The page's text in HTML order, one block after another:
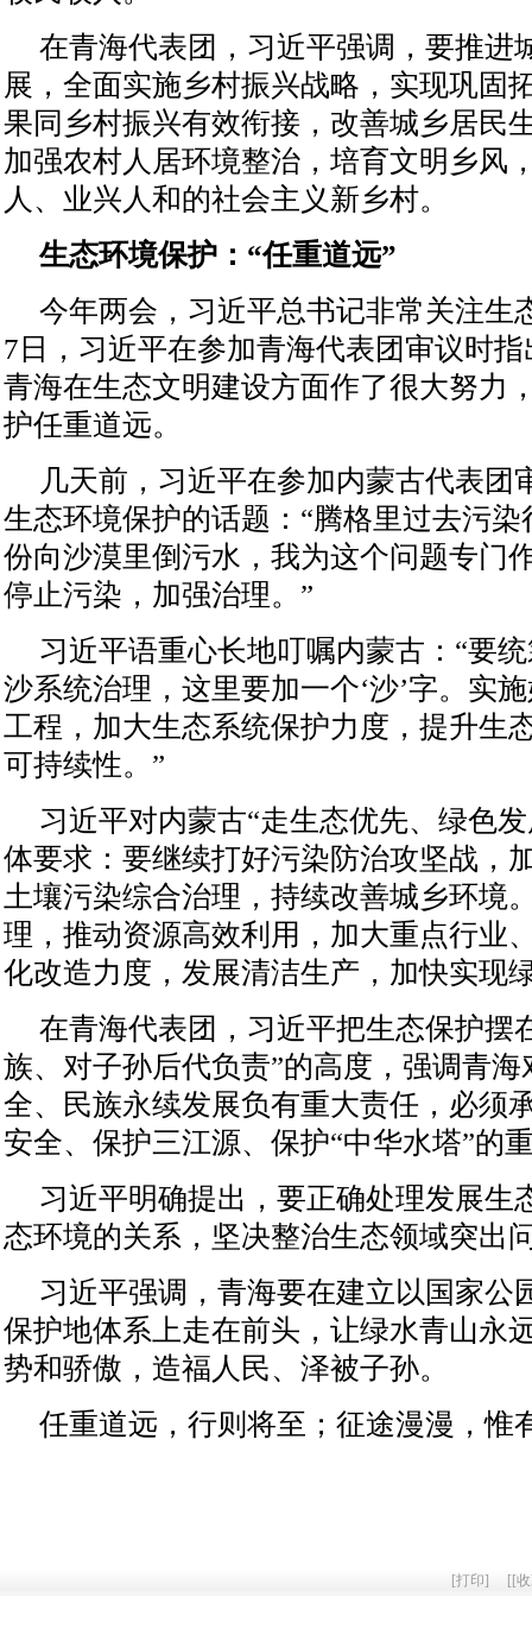
在青海代表团，习近平强调，要推进
展，全面实施乡村振兴战略，实现巩固
果同乡村振兴有效衔接，改善城乡居民
加强农村人居环境整治，培育文明乡风
人、业兴人和的社会主义新乡村。
生态环境保护：“任重道远”
今年两会，习近平总书记非常关注生
7日，习近平在参加青海代表团审议时
青海在生态文明建设方面作了很大努力
护任重道远。
几天前，习近平在参加内蒙古代表团
生态环境保护的话题：“腾格里过去污
份向沙漠里倒污水，我为这个问题专门
停止污染，加强治理。”
习近平语重心长地叮嘱内蒙古：“要
沙系统治理，这里要加一个‘沙’字。实
工程，加大生态系统保护力度，提升生
可持续性。”
习近平对内蒙古“走生态优先、绿色
体要求：要继续打好污染防治攻坚战，
土壤污染综合治理，持续改善城乡环境
理，推动资源高效利用，加大重点行业
化改造力度，发展清洁生产，加快实现
在青海代表团，习近平把生态保护摆
族、对子孙后代负责”的高度，强调青海
全、民族永续发展负有重大责任，必须
安全、保护三江源、保护“中华水塔”的
习近平明确提出，要正确处理发展生
态环境的关系，坚决整治生态领域突出
习近平强调，青海要在建立以国家公
保护地体系上走在前头，让绿水青山永
势和骄傲，造福人民、泽被子孙。
任重道远，行则将至；征途漫漫，惟
[打印] [[